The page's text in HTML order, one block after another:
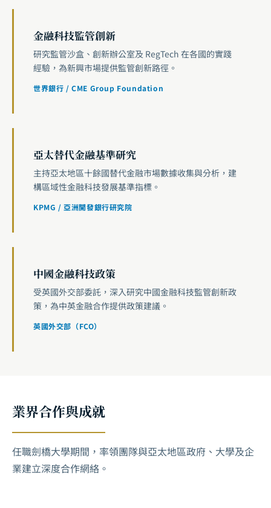
金融科技監管創新
研究監管沙盒、創新辦公室及 RegTech 在各國的實踐
經驗，為新興市場提供監管創新路徑。
世界銀行 / CME Group Foundation
亞太替代金融基準研究
主持亞太地區十餘國替代金融市場數據收集與分析，建
構區域性金融科技發展基準指標。
KPMG / 亞洲開發銀行研究院
中國金融科技政策
受英國外交部委託，深入研究中國金融科技監管創新政
策，為中英金融合作提供政策建議。
英國外交部（FCO）
業界合作與成就
任職劍橋大學期間，率領團隊與亞太地區政府、大學及企
業建立深度合作網絡。